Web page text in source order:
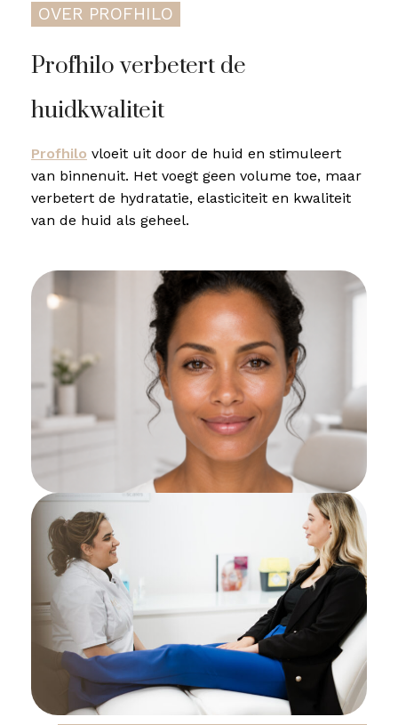
OVER PROFHILO
Profhilo verbetert de
huidkwaliteit
Profhilo vloeit uit door de huid en stimuleert
van binnenuit. Het voegt geen volume toe, maar
verbetert de hydratatie, elasticiteit en kwaliteit
van de huid als geheel.